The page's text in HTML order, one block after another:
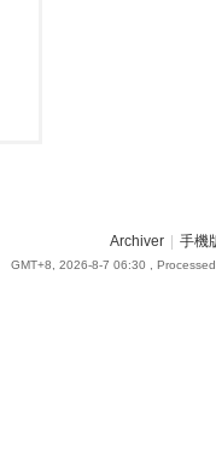
Archiver 手機
GMT+8, 2026-8-7 06:30 ,